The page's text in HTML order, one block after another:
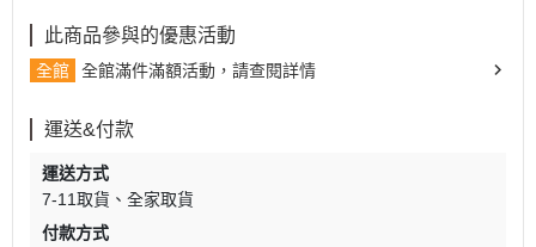
此商品參與的優惠活動
全館 全館滿件滿額活動，請查閱詳情
運送&付款
運送方式
7-11取貨
全家取貨
付款方式